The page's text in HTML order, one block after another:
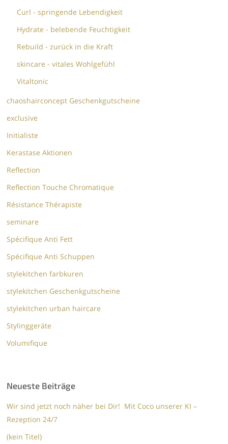
Curl - springende Lebendigkeit
Hydrate - belebende Feuchtigkeit
Rebuild - zurück in die Kraft
skincare - vitales Wohlgefühl
Vitaltonic
chaoshairconcept Geschenkgutscheine
exclusive
Initialiste
Kerastase Aktionen
Reflection
Reflection Touche Chromatique
Résistance Thérapiste
seminare
Spécifique Anti Fett
Spécifique Anti Schuppen
stylekitchen farbkuren
stylekitchen Geschenkgutscheine
stylekitchen urban haircare
Stylinggeräte
Volumifique
Neueste Beiträge
Wir sind jetzt noch näher bei Dir! Mit Coco unserer KI –
Rezeption 24/7
(kein Titel)